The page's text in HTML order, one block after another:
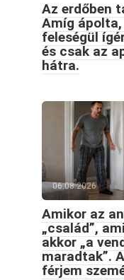
Az erdőben
Amíg
feleségül
és csak az
hátra.
06.08.2026
Amikor az
„család”,
akkor „a
maradtak”.
férjem